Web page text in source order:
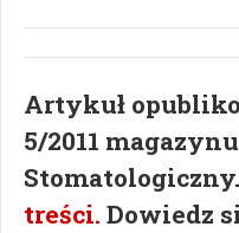
Artykuł
5/2011
Stomatologiczny.
treści. Dowiedz